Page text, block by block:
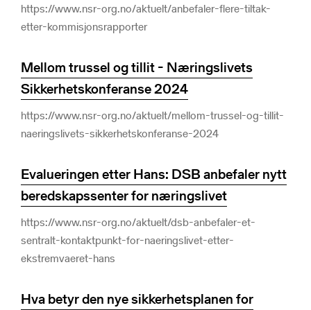
https://www.nsr-org.no/aktuelt/anbefaler-flere-tiltak-
etter-kommisjonsrapporter
Mellom trussel og tillit - Næringslivets
Sikkerhetskonferanse 2024
https://www.nsr-org.no/aktuelt/mellom-trussel-og-tillit-
naeringslivets-sikkerhetskonferanse-2024
Evalueringen etter Hans: DSB anbefaler nytt
beredskapssenter for næringslivet
https://www.nsr-org.no/aktuelt/dsb-anbefaler-et-
sentralt-kontaktpunkt-for-naeringslivet-etter-
ekstremvaeret-hans
Hva betyr den nye sikkerhetsplanen for